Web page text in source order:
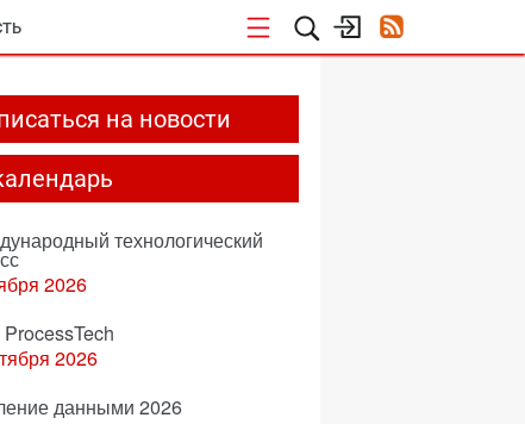
на новости
технологический
2026
2026
данными 2026